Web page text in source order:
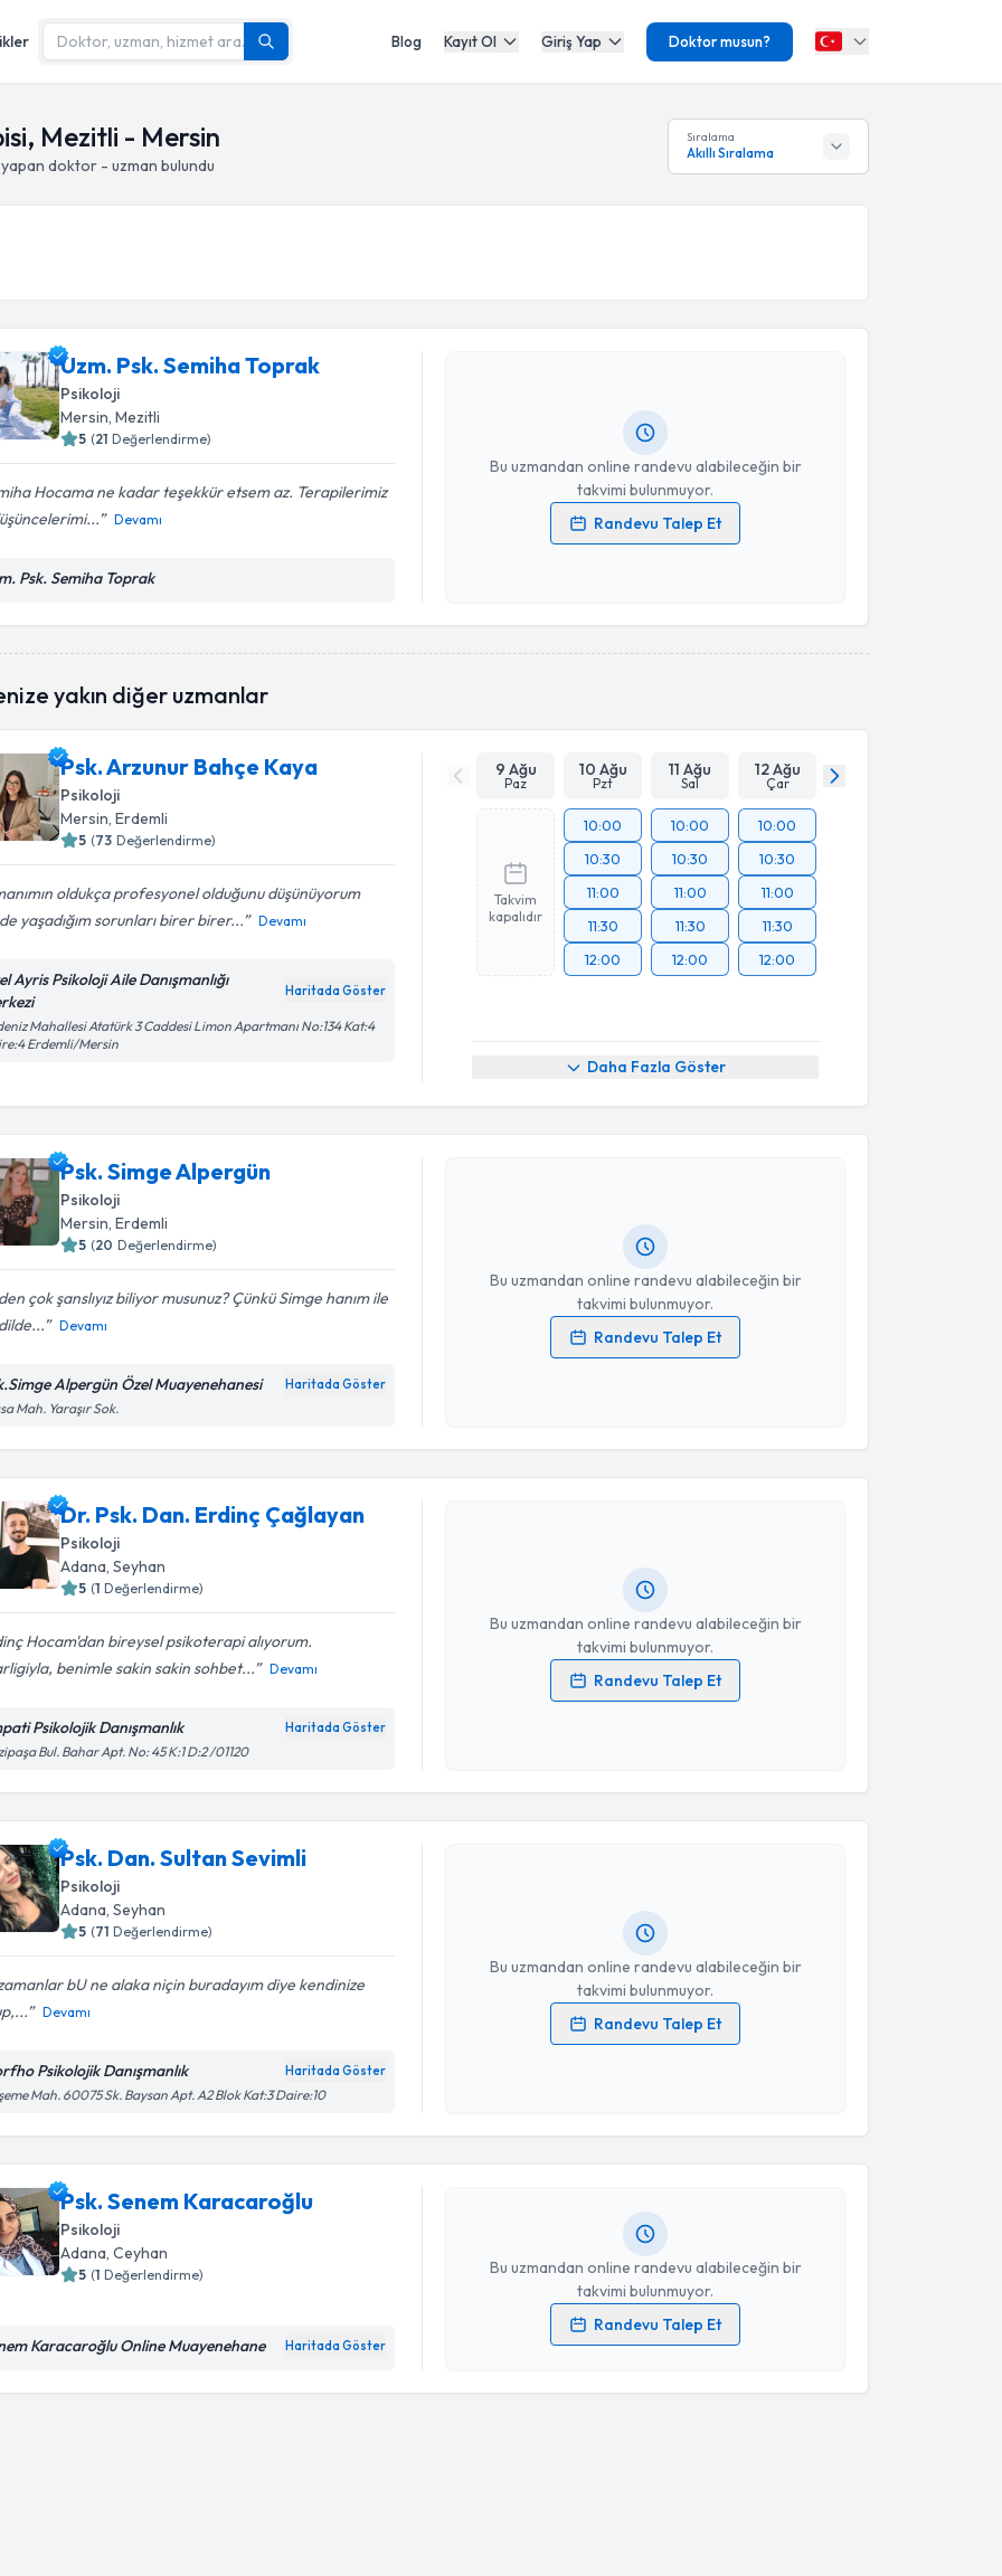
Blog Kayıt Ol Giriş Yap Doktor musun?
Mezitli - Mersin
doktor - uzman bulundu
Sıralama
Akıllı Sıralama
Uzm. Psk. Semiha Toprak
Psikoloji
Mersin, Mezitli
5 (21 Değerlendirme)
Hocama ne kadar teşekkür etsem az. Terapilerimiz
Devamı
Psk. Semiha Toprak
Bu uzmandan online randevu alabileceğin bir
takvimi bulunmuyor.
Randevu Talep Et
Kişisel verilerimin işlenmesine ilişkinAydınlatma Metni
Takvim Talebini Gönder
yakın diğer uzmanlar
Psk. Arzunur Bahçe Kaya
Psikoloji
Mersin, Erdemli
5 (73 Değerlendirme)
oldukça profesyonel olduğunu düşünüyorum
yaşadığım sorunları birer birer...
Devamı
Ayris Psikoloji Aile Danışmanlığı
Haritada Göster
Mahallesi Atatürk 3 Caddesi Limon Apartmanı No:134 Kat:4
Erdemli/Mersin
9 Ağu
Paz
10 Ağu
Pzt
11 Ağu
Sal
12 Ağu
Çar
Takvim
kapalıdır
10:00
10:30
11:00
11:30
12:00
10:00
10:30
11:00
11:30
12:00
10:00
10:30
11:00
11:30
12:00
Daha Fazla Göster
Psk. Simge Alpergün
Psikoloji
Mersin , Erdemli
5 (20 Değerlendirme)
çok şanslıyız biliyor musunuz? Çünkü Simge hanım ile
Devamı
Alpergün Özel Muayenehanesi Haritada Göster
Mah. Yaraşır Sok.
Bu uzmandan online randevu alabileceğin bir
takvimi bulunmuyor.
Randevu Talep Et
Randevu Takvimi Talebi
Psk. Simge Alpergün
Kişisel verilerimin işlenmesine ilişkinAydınlatma Metni
Takvim Talebini Gönder
Dr. Psk. Dan. Erdinç Çağlayan
Psikoloji
Adana , Seyhan
5 (1 Değerlendirme)
Hocam'dan bireysel psikoterapi alıyorum.
benimle sakin sakin sohbet...
Devamı
Psikolojik Danışmanlık Haritada Göster
Bul. Bahar Apt. No: 45 K:1 D:2 /01120
Bu uzmandan online randevu alabileceğin bir
takvimi bulunmuyor.
Randevu Talep Et
Randevu Takvimi Talebi
Dr. Psk. Dan. Erdinç Çağlayan
Kişisel verilerimin işlenmesine ilişkinAydınlatma Metni
Takvim Talebini Gönder
Psk. Dan. Sultan Sevimli
Psikoloji
Adana , Seyhan
5 (71 Değerlendirme)
bU ne alaka niçin buradayım diye kendinize
Devamı
Psikolojik Danışmanlık Haritada Göster
Mah. 60075 Sk. Baysan Apt. A2 Blok Kat:3 Daire:10
Bu uzmandan online randevu alabileceğin bir
takvimi bulunmuyor.
Randevu Talep Et
Randevu Takvimi Talebi
Psk. Dan. Sultan Sevimli
Kişisel verilerimin işlenmesine ilişkinAydınlatma Metni
Takvim Talebini Gönder
Psk. Senem Karacaroğlu
Psikoloji
Adana , Ceyhan
5 (1 Değerlendirme)
Karacaroğlu Online Muayenehane Haritada Göster
Bu uzmandan online randevu alabileceğin bir
takvimi bulunmuyor.
Randevu Talep Et
Size bu uzmandan randevu almanız için bir takvim
hazırlandığında e-posta ile bilgilendireceğiz.
Kişisel verilerimin işlenmesine ilişkinAydınlatma Metni
işlenmesini kabul ediyorum.